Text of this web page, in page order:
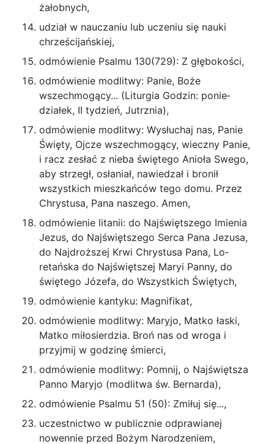
żałobnych,
udział w nauczaniu lub uczeniu się nauki
chrze­ścijańskiej,
odmówienie Psalmu 130(729): Z głębokości,
odmówienie modlitwy: Panie, Boże
wszechmo­gący... (Liturgia Go­dzin: ponie­
działek, II tydzień, Jutrznia),
odmówienie mo­dlitwy: Wysłu­chaj nas, Panie
Święty, Ojcze wszechmo­gący, wieczny Pa­nie,
i racz zesłać z nieba świętego Anioła Swego,
aby strzegł, osła­niał, na­wiedzał i bronił
wszystkich miesz­kańców tego domu. Przez
Chrystusa, Pana naszego. Amen,
odmówienie li­ta­nii: do Naj­święt­szego Imie­nia
Je­zus, do Najświęt­szego Serca Pana Je­zusa,
do Najdroż­szej Krwi Chry­stusa Pana, Lo­
retańska do Naj­świętszej Maryi Panny, do
świę­tego Józefa, do Wszyst­kich Świę­tych,
odmówienie kantyku: Magnifi­kat,
odmówienie mo­dlitwy: Maryjo, Matko łaski,
Matko miłosier­dzia. Broń nas od wroga i
przyjmij w godzinę śmierci,
odmówienie mo­dlitwy: Pomnij, o Najświętsza
Panno Maryjo (mo­dlitwa św. Bernarda),
odmówienie Psalmu 51 (50): Zmiłuj się...,
uczestnictwo w publicznie odprawianej
nowen­nie przed Bożym Narodzeniem,